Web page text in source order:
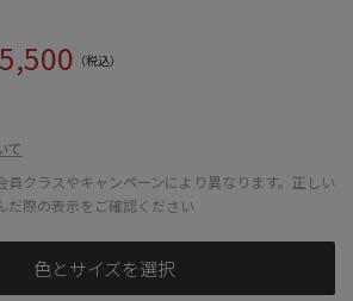
（税込）
て
クラスやキャンペーンにより異なります。正しい
だ際の表示をご確認ください
色とサイズを選択